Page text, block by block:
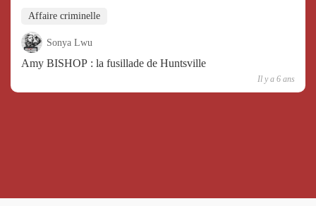
Affaire criminelle
Sonya Lwu
Amy BISHOP : la fusillade de Huntsville
Il y a 6 ans